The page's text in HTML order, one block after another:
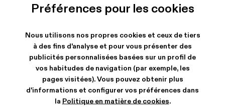
Préférences pour les cookies
Nous utilisons nos propres cookies et ceux de tiers
à des fins d'analyse et pour vous présenter des
publicités personnalisées basées sur un profil de
vos habitudes de navigation (par exemple, les
pages visitées). Vous pouvez obtenir plus
d'informations et configurer vos préférences dans
la Politique en matière de cookies.
LOGO POLO SWEATSHORTS
LEATHER MOTO TROUSERS
1.112 €
-20% 1.390 €